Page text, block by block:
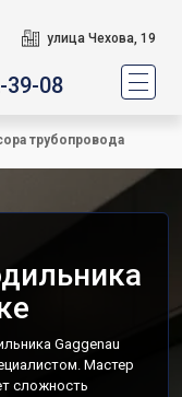
улица Чехова, 19
39-08
трубопровода
Gaggenau
Мастер
сложность